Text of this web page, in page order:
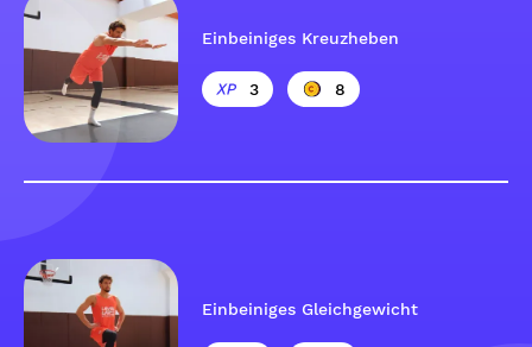
Einbeiniges Kreuzheben
3 8
Einbeiniges Gleichgewicht